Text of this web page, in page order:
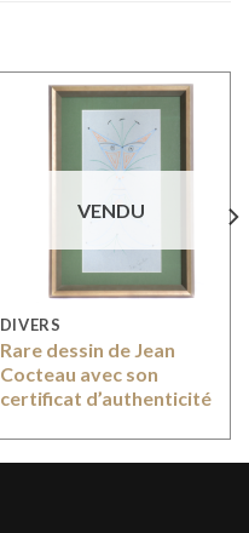
VENDU
DIVERS
Rare dessin de Jean
Cocteau avec son
certificat d’authenticité